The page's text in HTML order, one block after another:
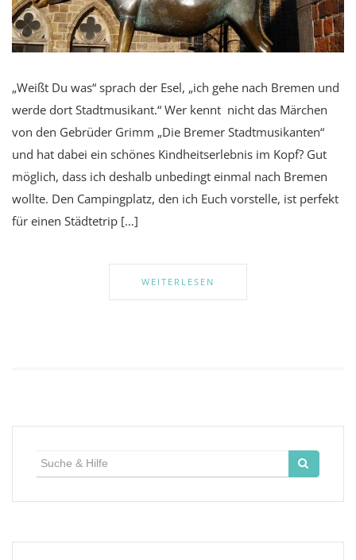
„Weißt Du was“ sprach der Esel, „ich gehe nach Bremen und
werde dort Stadtmusikant.“ Wer kennt nicht das Märchen
von den Gebrüder Grimm „Die Bremer Stadtmusikanten“
und hat dabei ein schönes Kindheitserlebnis im Kopf? Gut
möglich, dass ich deshalb unbedingt einmal nach Bremen
wollte. Den Campingplatz, den ich Euch vorstelle, ist perfekt
für einen Städtetrip […]
WEITERLESEN